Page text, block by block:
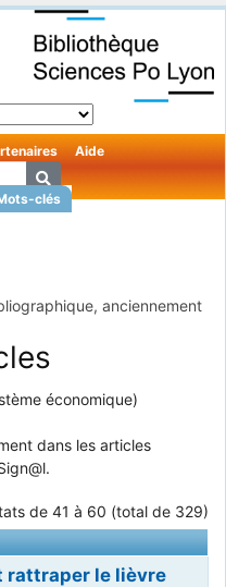
clés
Aide
anciennement
économique)
dans les articles
de 41 à 60 (total de 329)
rattraper le lièvre